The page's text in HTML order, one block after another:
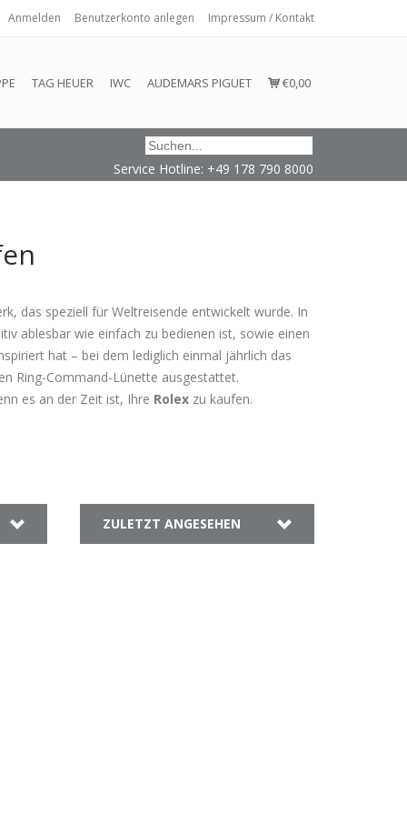
Anmelden Benutzerkonto anlegen Impressum / Kontakt
TAG HEUER IWC AUDEMARS PIGUET €0,00
Service Hotline: +49 178 790 8000
das speziell für Weltreisende entwickelt wurde. In
ablesbar wie einfach zu bedienen ist, sowie einen
hat – bei dem lediglich einmal jährlich das
Ring-Command-Lünette ausgestattet.
es an der Zeit ist, Ihre Rolex zu kaufen.
ZULETZT ANGESEHEN
eingehalten oder erfüllt werden.